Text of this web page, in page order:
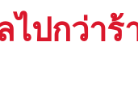
ปกว่าร้